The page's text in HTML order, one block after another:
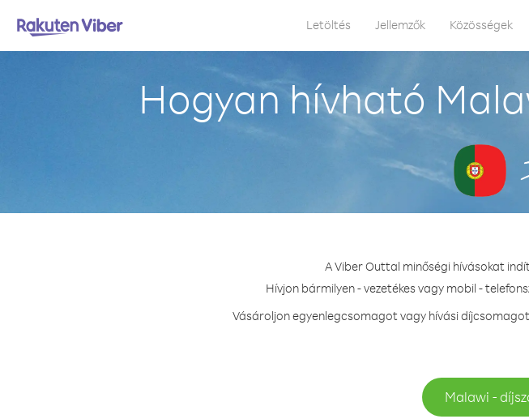
Letöltés Jellemzők Közösségek
Hogyan hívható
A Viber Outtal minőségi hívásokat
Hívjon bármilyen - vezetékes vagy mobil -
Vásároljon egyenlegcsomagot vagy hívási
Malawi -